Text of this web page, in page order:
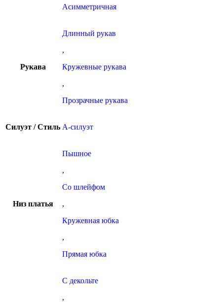
Асимметричная
Рукава
Длинный рукав
,
Кружевные рукава
,
Прозрачные рукава
Силуэт / Стиль А-силуэт
Низ платья
Пышное
,
Со шлейфом
,
Кружевная юбка
,
Прямая юбка
С декольте
,